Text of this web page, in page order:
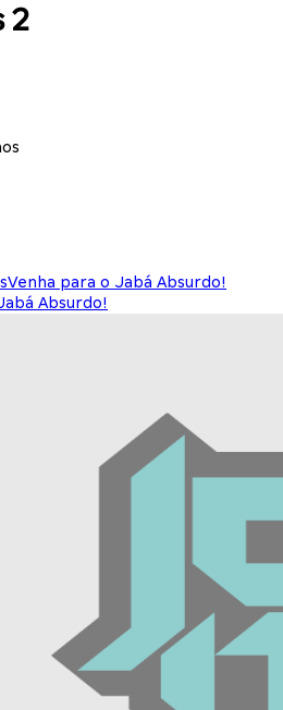
2
Venha para o Jabá Absurdo!
Absurdo!